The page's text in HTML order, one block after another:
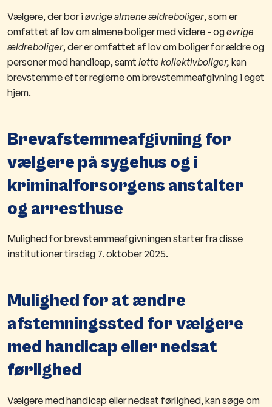
Vælgere, der bor iøvrige almene ældreboliger, som er
omfattet af lov om almene boliger med videre - ogøvrige
ældreboliger, der er omfattet af lov om boliger for ældre og
personer med handicap, samt lette kollektivboliger, kan
brevstemme efter reglerne om brevstemmeafgivning i eget
hjem.
Brevafstemmeafgivning for
vælgere på sygehus og i
kriminalforsorgens anstalter
og arresthuse
Mulighed for brevstemmeafgivningen starter fra disse
institutioner tirsdag 7. oktober 2025.
​Mulighed for at ændre
afstemningssted for vælgere
med handicap eller nedsat
førlighed
Vælgere med handicap eller nedsat førlighed, kan søge om